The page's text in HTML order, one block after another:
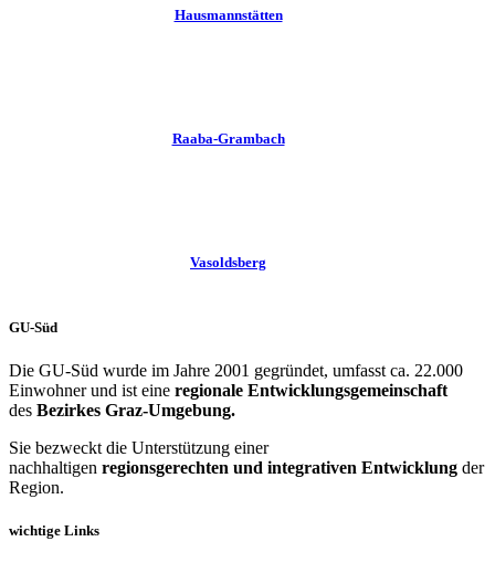
Hausmannstätten
Raaba-Grambach
Vasoldsberg
GU-Süd
Die GU-Süd wurde im Jahre 2001 gegründet, umfasst ca. 22.000
Einwohner und ist eine regionale Entwicklungsgemeinschaft
des Bezirkes Graz-Umgebung.
Sie bezweckt die Unterstützung einer
nachhaltigen regionsgerechten und integrativen Entwicklung der
Region.
wichtige Links